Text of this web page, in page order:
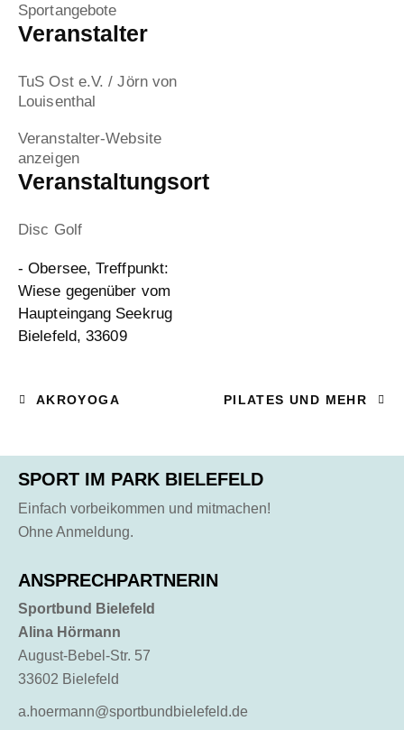
Sportangebote
Veranstaltungsort
Disc Golf
- Obersee, Treffpunkt:
Wiese gegenüber vom
Haupteingang Seekrug
Bielefeld, 33609
Veranstalter
TuS Ost e.V. / Jörn von
Louisenthal
Veranstalter-Website
anzeigen
AKROYOGA PILATES UND MEHR
SPORT IM PARK BIELEFELD
Einfach vorbeikommen und mitmachen!
Ohne Anmeldung.
ANSPRECHPARTNERIN
Sportbund Bielefeld
Alina Hörmann
August-Bebel-Str. 57
33602 Bielefeld
a.hoermann@sportbundbielefeld.de